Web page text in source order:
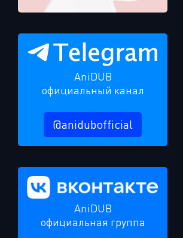
AniDUB
официальный канал
@anidubofficial
AniDUB
официальная группа